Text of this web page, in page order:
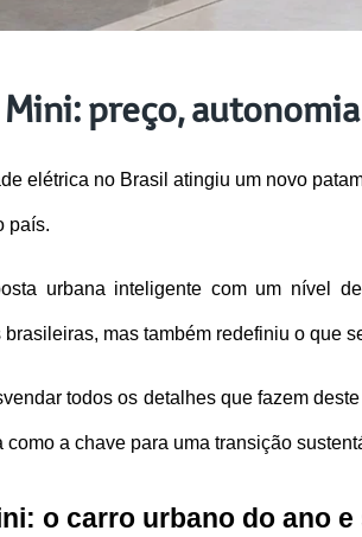
preço,
elétrica no Brasil atingiu um novo
país.
urbana inteligente com um nível
mas também redefiniu o que
todos os detalhes que fazem
a chave para uma transição
o carro urbano do ano